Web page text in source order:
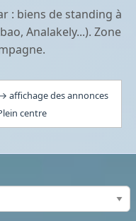
: biens de standing à
Analakely...). Zone
affichage des annonces
centre